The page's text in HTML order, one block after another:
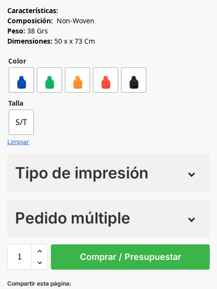
Características:
Composición: Non-Woven
Peso: 38 Grs
Dimensiones: 50 x x 73 Cm
Color
Talla
S/T
Limpiar
Tipo de impresión
Pedido múltiple
S/T
Comprar / Presupuestar
Compartir esta página: